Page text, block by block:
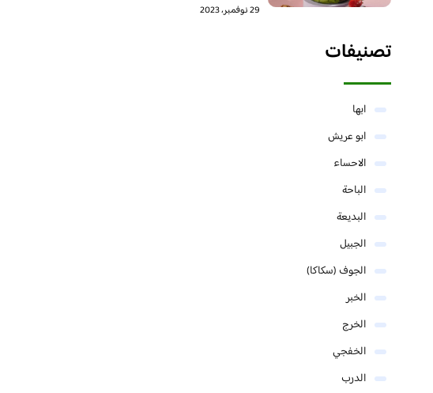
29 نوفمبر، 2023
تصنيفات
ابها
ابو عريش
الاحساء
الباحة
البديعة
الجبيل
الجوف (سكاكا)
الخبر
الخرج
الخفجي
الدرب